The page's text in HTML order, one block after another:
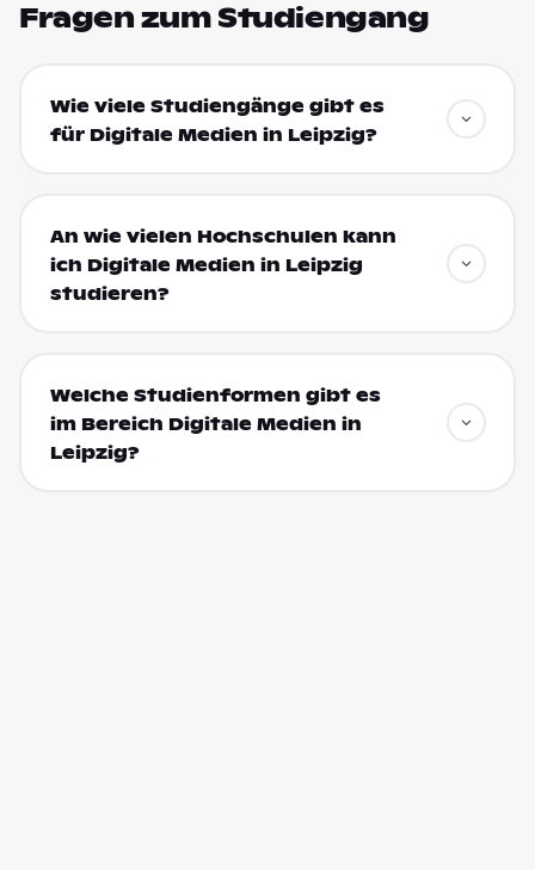
Fragen zum Studiengang
Wie viele Studiengänge gibt es
für Digitale Medien in Leipzig?
An wie vielen Hochschulen kann
ich Digitale Medien in Leipzig
studieren?
Welche Studienformen gibt es
im Bereich Digitale Medien in
Leipzig?